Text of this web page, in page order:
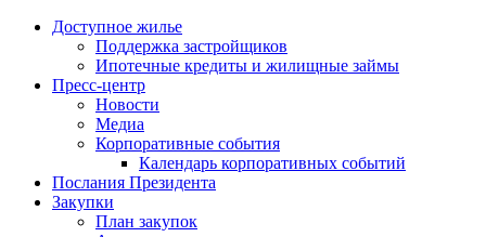
Доступное жилье
Поддержка застройщиков
Ипотечные кредиты и жилищные займы
Пресс-центр
Новости
Медиа
Корпоративные события
Календарь корпоративных событий
Послания Президента
Закупки
План закупок